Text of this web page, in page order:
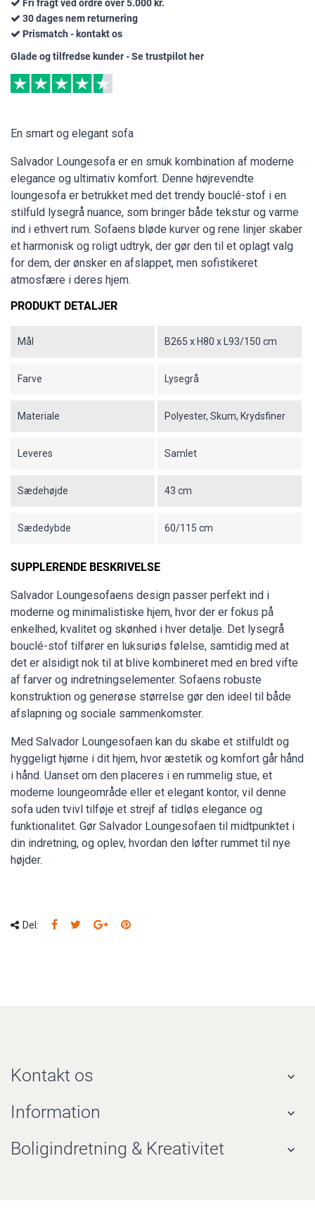
Fri fragt ved ordre over 5.000 kr.
30 dages nem returnering
Prismatch - kontakt os
Glade og tilfredse kunder - Se trustpilot her
En smart og elegant sofa
Salvador Loungesofa er en smuk kombination af moderne
elegance og ultimativ komfort. Denne højrevendte
loungesofa er betrukket med det trendy bouclé-stof i en
stilfuld lysegrå nuance, som bringer både tekstur og varme
ind i ethvert rum. Sofaens bløde kurver og rene linjer skaber
et harmonisk og roligt udtryk, der gør den til et oplagt valg
for dem, der ønsker en afslappet, men sofistikeret
atmosfære i deres hjem.
PRODUKT DETALJER
Mål B265 x H80 x L93/150 cm
Farve Lysegrå
Materiale Polyester, Skum, Krydsfiner
Leveres Samlet
Sædehøjde 43 cm
Sædedybde 60/115 cm
SUPPLERENDE BESKRIVELSE
Salvador Loungesofaens design passer perfekt ind i
moderne og minimalistiske hjem, hvor der er fokus på
enkelhed, kvalitet og skønhed i hver detalje. Det lysegrå
bouclé-stof tilfører en luksuriøs følelse, samtidig med at
det er alsidigt nok til at blive kombineret med en bred vifte
af farver og indretningselementer. Sofaens robuste
konstruktion og generøse størrelse gør den ideel til både
afslapning og sociale sammenkomster.
Med Salvador Loungesofaen kan du skabe et stilfuldt og
hyggeligt hjørne i dit hjem, hvor æstetik og komfort går hånd
i hånd. Uanset om den placeres i en rummelig stue, et
moderne loungeområde eller et elegant kontor, vil denne
sofa uden tvivl tilføje et strejf af tidløs elegance og
funktionalitet. Gør Salvador Loungesofaen til midtpunktet i
din indretning, og oplev, hvordan den løfter rummet til nye
højder.
Del:
Kontakt os 
Information 
Boligindretning & Kreativitet 